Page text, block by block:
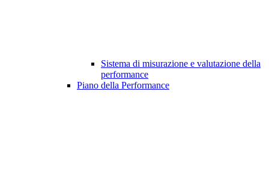
Sistema di misurazione e valutazione della
performance
Piano della Performance